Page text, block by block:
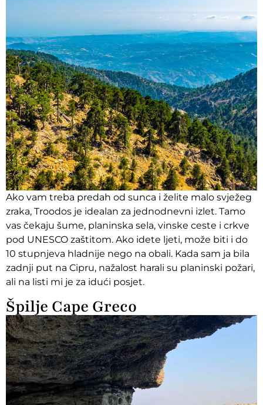
Ako vam treba predah od sunca i želite malo svježeg
zraka, Troodos je idealan za jednodnevni izlet. Tamo
vas čekaju šume, planinska sela, vinske ceste i crkve
pod UNESCO zaštitom. Ako idete ljeti, može biti i do
10 stupnjeva hladnije nego na obali. Kada sam ja bila
zadnji put na Cipru, nažalost harali su planinski požari,
ali na listi mi je za idući posjet.
Špilje Cape Greco